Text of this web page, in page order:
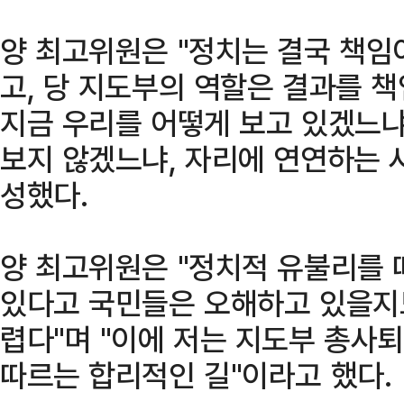
양 최고위원은 "정치는 결국 책
고, 당 지도부의 역할은 결과를
지금 우리를 어떻게 보고 있겠느
보지 않겠느냐, 자리에 연연하는
성했다.
양 최고위원은 "정치적 유불리를
있다고 국민들은 오해하고 있을
렵다"며 "이에 저는 지도부 총사
따르는 합리적인 길"이라고 했다.